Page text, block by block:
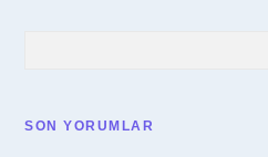
SON YORUMLAR